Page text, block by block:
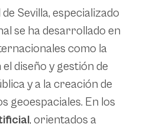
Sevilla, especializado
se ha desarrollado en
como la
diseño y gestión de
y a la creación de
geoespaciales. En los
, orientados a